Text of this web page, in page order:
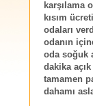
karşılama
kısım
odaları
odanın
oda soğuk
dakika
tamamen
dahamı